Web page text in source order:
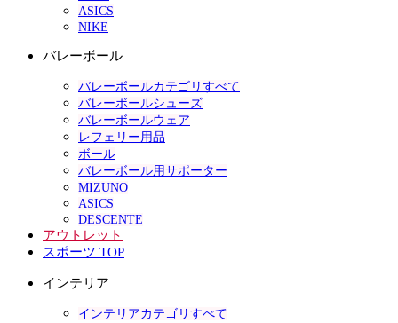
ASICS
NIKE
バレーボール
バレーボールカテゴリすべて
バレーボールシューズ
バレーボールウェア
レフェリー用品
ボール
バレーボール用サポーター
MIZUNO
ASICS
DESCENTE
アウトレット
スポーツ TOP
インテリア
インテリアカテゴリすべて